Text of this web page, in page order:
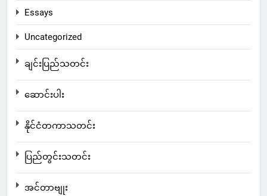
Essays
Uncategorized
ချင်းပြည်သတင်း
ဆောင်းပါး
နိုင်ငံတကာသတင်း
ပြည်တွင်းသတင်း
အင်တာဗျုး